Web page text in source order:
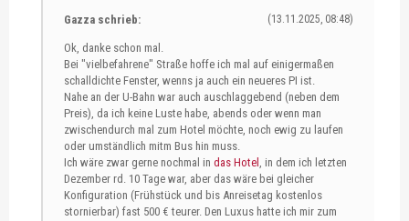
(13.11.2025, 08:48)
Gazza schrieb:
Ok, danke schon mal.
Bei "vielbefahrene" Straße hoffe ich mal auf einigermaßen
schalldichte Fenster, wenns ja auch ein neueres PI ist.
Nahe an der U-Bahn war auch auschlaggebend (neben dem
Preis), da ich keine Luste habe, abends oder wenn man
zwischendurch mal zum Hotel möchte, noch ewig zu laufen
oder umständlich mitm Bus hin muss.
Ich wäre zwar gerne nochmal in das Hotel , in dem ich letzten
Dezember rd. 10 Tage war, aber das wäre bei gleicher
Konfiguration (Frühstück und bis Anreisetag kostenlos
stornierbar) fast 500 € teurer. Den Luxus hatte ich mir zum